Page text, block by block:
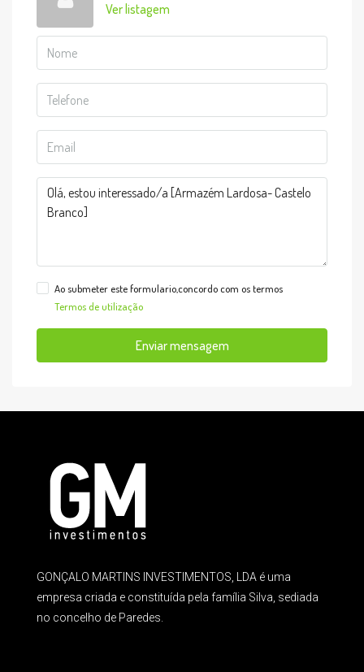
Ver listagem
Ao submeter este formulario,concordo com os termos
Termos de utilização
Enviar mensagem
GONÇALO MARTINS INVESTIMENTOS, LDA é uma
empresa criada e constituída pela família Silva, sediada
no concelho de Paredes.